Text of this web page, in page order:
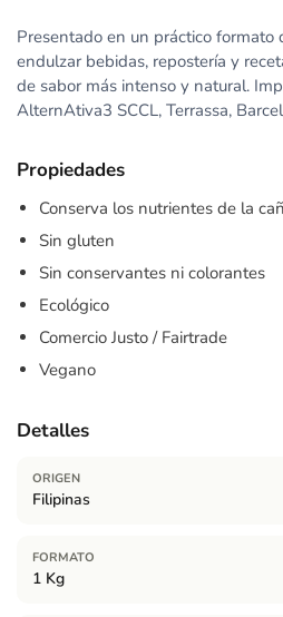
Presentado en un práctico formato
endulzar bebidas, repostería y
de sabor más intenso y natural.
AlternAtiva3 SCCL, Terrassa,
Propiedades
Conserva los nutrientes de la
Sin gluten
Sin conservantes ni colorantes
Ecológico
Comercio Justo / Fairtrade
Vegano
Detalles
ORIGEN
Filipinas
FORMATO
1 Kg